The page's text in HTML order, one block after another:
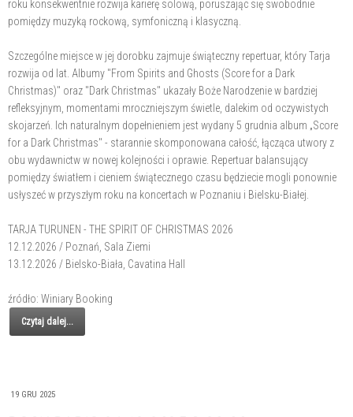
roku konsekwentnie rozwija karierę solową, poruszając się swobodnie
pomiędzy muzyką rockową, symfoniczną i klasyczną.
Szczególne miejsce w jej dorobku zajmuje świąteczny repertuar, który Tarja
rozwija od lat. Albumy "From Spirits and Ghosts (Score for a Dark
Christmas)" oraz "Dark Christmas" ukazały Boże Narodzenie w bardziej
refleksyjnym, momentami mroczniejszym świetle, dalekim od oczywistych
skojarzeń. Ich naturalnym dopełnieniem jest wydany 5 grudnia album „Score
for a Dark Christmas" - starannie skomponowana całość, łącząca utwory z
obu wydawnictw w nowej kolejności i oprawie. Repertuar balansujący
pomiędzy światłem i cieniem świątecznego czasu będziecie mogli ponownie
usłyszeć w przyszłym roku na koncertach w Poznaniu i Bielsku-Białej.
TARJA TURUNEN - THE SPIRIT OF CHRISTMAS 2026
12.12.2026 / Poznań, Sala Ziemi
13.12.2026 / Bielsko-Biała, Cavatina Hall
źródło: Winiary Booking
Czytaj dalej...
19 GRU 2025